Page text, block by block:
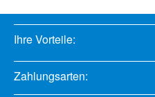
Ihre Vorteile:
Zahlungsarten: